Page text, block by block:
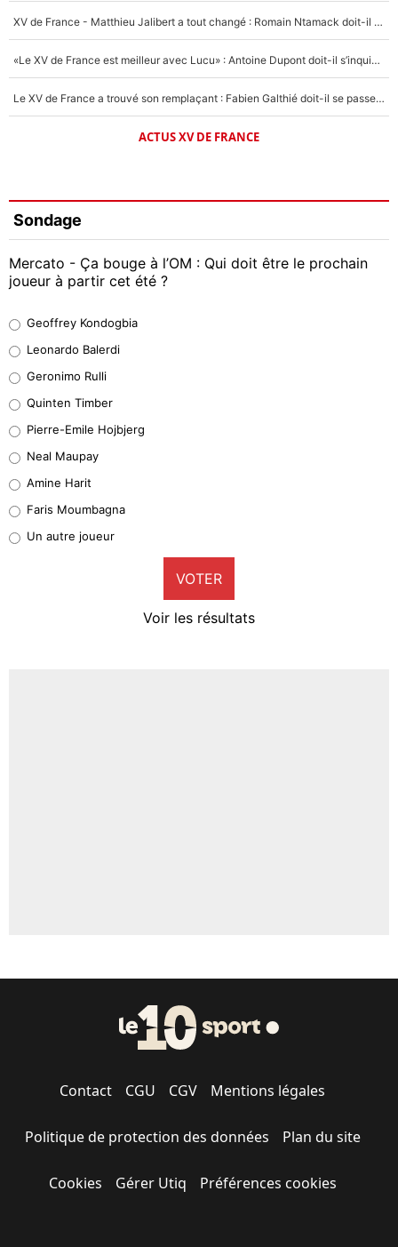
XV de France - Matthieu Jalibert a tout changé : Romain Ntamack doit-il s’inquiéter pour sa place à un an de la Coupe du monde ?
«Le XV de France est meilleur avec Lucu» : Antoine Dupont doit-il s’inquiéter pour sa place ?
Le XV de France a trouvé son remplaçant : Fabien Galthié doit-il se passer d'Antoine Dupont ?
ACTUS XV DE FRANCE
Sondage
Mercato - Ça bouge à l’OM : Qui doit être le prochain
joueur à partir cet été ?
38%
32%
5%
1%
9%
Geoffrey Kondogbia
Leonardo Balerdi
Geronimo Rulli
Quinten Timber
Pierre-Emile Hojbjerg
Neal Maupay
Amine Harit
Faris Moumbagna
Un autre joueur
VOTER
Voir les résultats
Contact CGU CGV Mentions légales
Politique de protection des données Plan du site
Cookies Gérer Utiq Préférences cookies